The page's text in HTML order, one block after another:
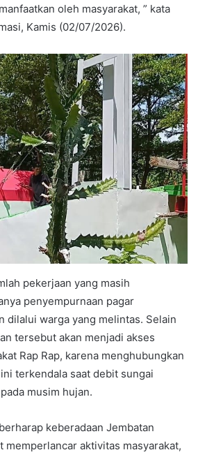
oleh masyarakat, ” kata
Kamis (02/07/2026).
pekerjaan yang masih
penyempurnaan pagar
dilalui warga yang melintas. Selain
tersebut akan menjadi akses
Rap Rap, karena menghubungkan
terkendala saat debit sungai
musim hujan.
keberadaan Jembatan
memperlancar aktivitas masyarakat,